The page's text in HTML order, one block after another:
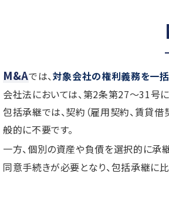
M&Aでは、対象会社の権利義務を一括
会社法においては、第2条第27～31号
包括承継では、契約（雇用契約、賃貸
般的に不要です。
一方、個別の資産や負債を選択的に承
同意手続きが必要となり、包括承継に